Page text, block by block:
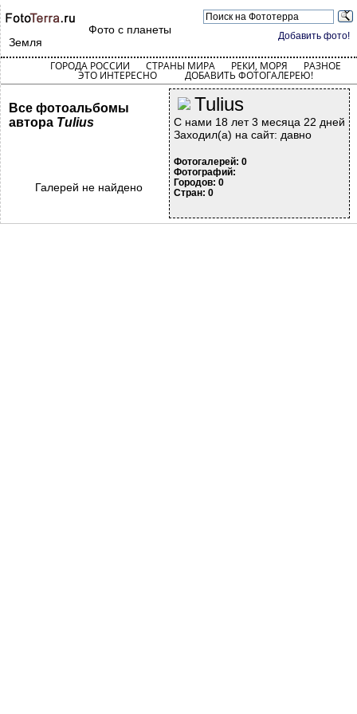
Добавить фото!
Фото с планеты
Земля
ГОРОДА РОССИИ СТРАНЫ МИРА РЕКИ, МОРЯ РАЗНОЕ
ЭТО ИНТЕРЕСНО ДОБАВИТЬ ФОТОГАЛЕРЕЮ!
Tulius
С нами 18 лет 3 месяца 22 дней
Заходил(а) на сайт: давно
Фотогалерей: 0
Фотографий:
Городов: 0
Стран: 0
Все фотоальбомы
автора Tulius
Галерей не найдено